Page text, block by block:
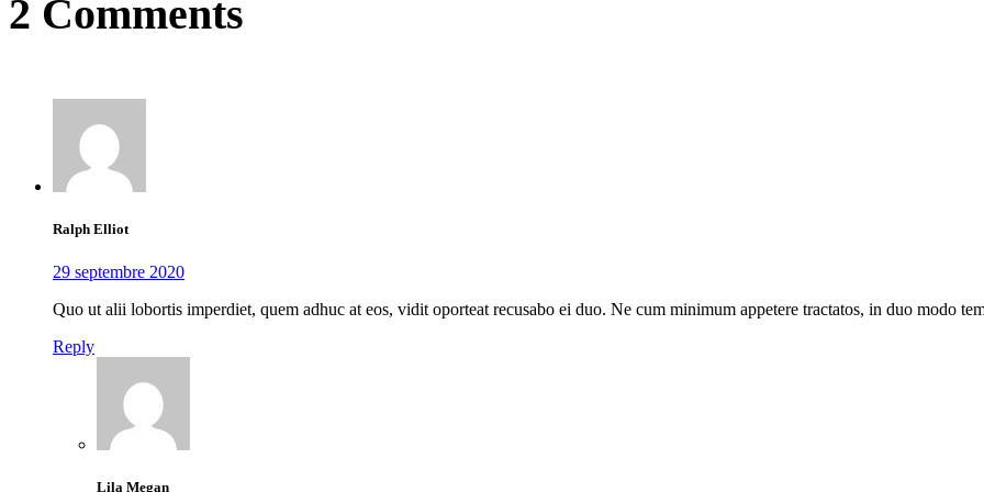
2 Comments
Ralph Elliot
29 septembre 2020
Quo ut alii lobortis imperdiet, quem adhuc at eos, vidit oporteat recusabo ei duo. Ne cum minimum appetere tractatos, in duo modo
Reply
Lila Megan